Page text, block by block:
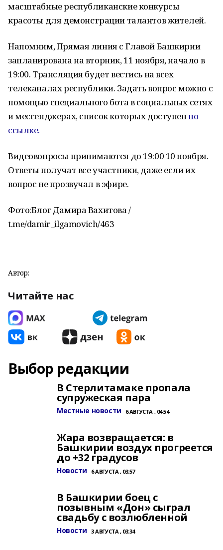
масштабные республиканские конкурсы
красоты для демонстрации талантов жителей.
Напомним, Прямая линия с Главой Башкирии
запланирована на вторник, 11 ноября, начало в
19:00. Трансляция будет вестись на всех
телеканалах республики. Задать вопрос можно с
помощью специального бота в социальных сетях
и мессенджерах, список которых доступенпо
ссылке.
Видеовопросы принимаются до 19:00 10 ноября.
Ответы получат все участники, даже если их
вопрос не прозвучал в эфире.
Фото:Блог Дамира Вахитова /
t.me/damir_ilgamovich/463
Автор:
Читайте нас
Выбор редакции
В Стерлитамаке пропала
супружеская пара
Местные новости 6 АВГУСТА , 04:54
Жара возвращается: в
Башкирии воздух прогреется
до +32 градусов
Новости 6 АВГУСТА , 03:57
В Башкирии боец с
позывным «Дон» сыграл
свадьбу с возлюбленной
Новости 3 АВГУСТА , 03:34